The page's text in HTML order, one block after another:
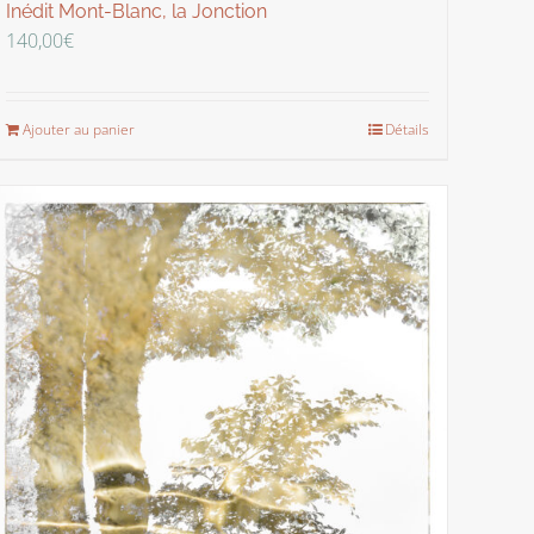
Inédit Mont-Blanc, la Jonction
140,00€
Ajouter au panier Détails